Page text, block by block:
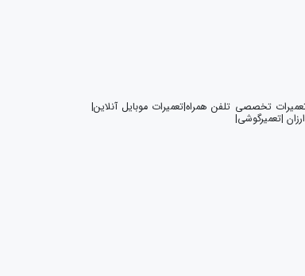
تخصصی تلفن همراه|تعمیرات موبایل آنلاین|
|تعمیرگوشی|